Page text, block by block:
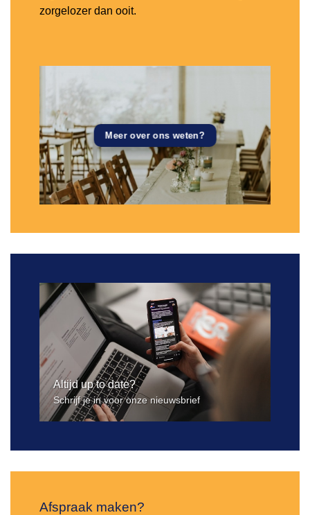
zorgelozer dan ooit.
Meer over ons weten?
Altijd up to date?
Schrijf je in voor onze nieuwsbrief
Afspraak maken?